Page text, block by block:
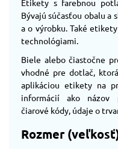
Etikety s farebnou
Bývajú súčasťou obalu a
a o výrobku. Také
technológiami.
Biele alebo čiastočne
vhodné pre dotlač,
aplikáciou etikety na
informácií ako názov
čiarové kódy, údaje o
Rozmer